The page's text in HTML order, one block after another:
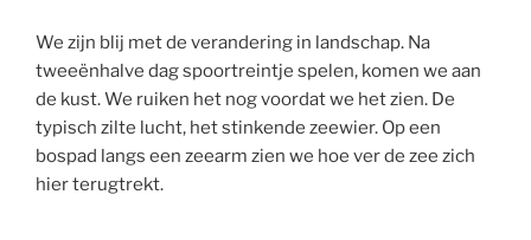
We zijn blij met de verandering in landschap. Na
tweeënhalve dag spoortreintje spelen, komen we aan
de kust. We ruiken het nog voordat we het zien. De
typisch zilte lucht, het stinkende zeewier. Op een
bospad langs een zeearm zien we hoe ver de zee zich
hier terugtrekt.